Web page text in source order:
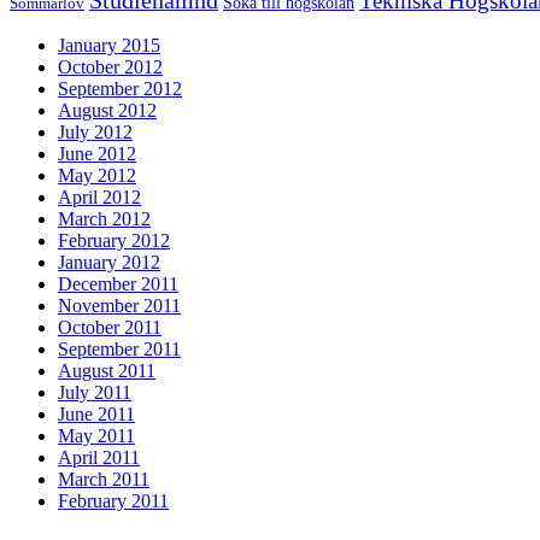
Sommarlov
January 2015
October 2012
September 2012
August 2012
July 2012
June 2012
May 2012
April 2012
March 2012
February 2012
January 2012
December 2011
November 2011
October 2011
September 2011
August 2011
July 2011
June 2011
May 2011
April 2011
March 2011
February 2011